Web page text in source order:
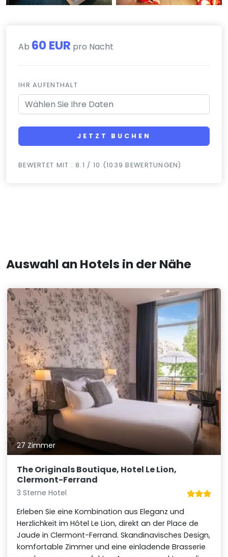
Ab 60 EUR pro Nacht
IHR AUFENTHALT
JETZT BUCHEN
BEWERTET MIT : 8.1 / 10 (1039 BEWERTUNGEN)
Auswahl an Hotels in der Nähe
27 Zimmer
The Originals Boutique, Hotel Le Lion,
Clermont-Ferrand
3 Sterne Hotel
Erleben Sie eine Kombination aus Eleganz und
Herzlichkeit im Hôtel Le Lion, direkt an der Place de
Jaude in Clermont-Ferrand. Skandinavisches Design,
komfortable Zimmer und eine einladende Brasserie